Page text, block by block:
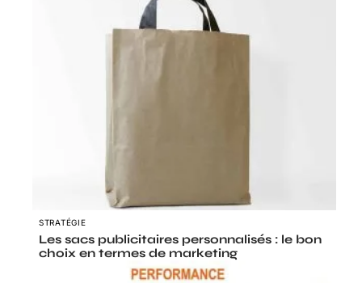
STRATÉGIE
Les sacs publicitaires personnalisés : le bon
choix en termes de marketing